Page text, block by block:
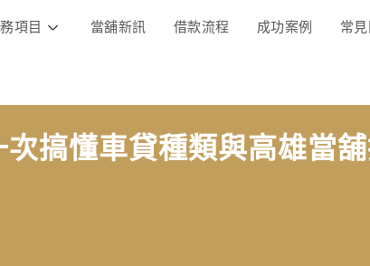
項目 當舖新訊 借款流程 成功案例 常
搞懂車貸種類與高雄當